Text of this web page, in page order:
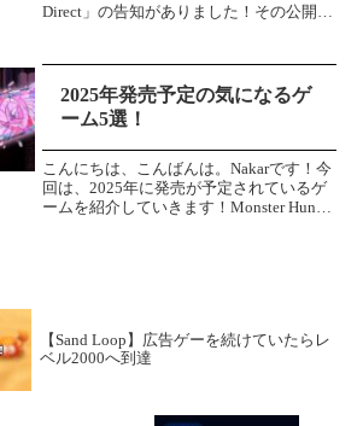
Direct」の告知がありました！その公開日
2025年発売予定の気になるゲ
ーム5選！
こんにちは、こんばんは。Nakarです！今
回は、2025年に発売が予定されているゲ
ームを紹介していきます！Monster Hunter
【Sand Loop】広告ゲーを続けていたらレ
ベル2000へ到達